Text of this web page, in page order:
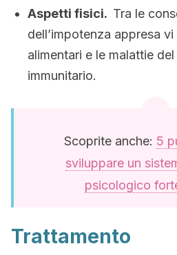
Aspetti fisici. Tra le
dell’impotenza appresa
alimentari e le malattie
immunitario.
Scoprite anche: 5
sviluppare un
psicologico
Trattamento